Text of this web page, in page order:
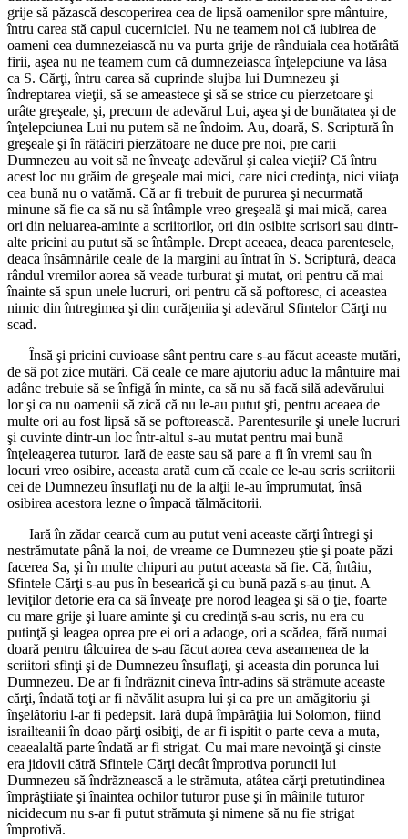
grije să păzască descoperirea cea de lipsă oamenilor spre mântuire,
întru carea stă capul cucerniciei. Nu ne teamem noi că iubirea de
oameni cea dumnezeiască nu va purta grije de rânduiala cea hotărâtă
firii, aşea nu ne teamem cum că dumnezeiasca înţelepciune va lăsa
ca S. Cărţi, întru carea să cuprinde slujba lui Dumnezeu şi
îndreptarea vieţii, să se ameastece şi să se strice cu pierzetoare şi
urâte greşeale, şi, precum de adevărul Lui, aşea şi de bunătatea şi de
înţelepciunea Lui nu putem să ne îndoim. Au, doară, S. Scriptură în
greşeale şi în rătăciri pierzătoare ne duce pre noi, pre carii
Dumnezeu au voit să ne înveaţe adevărul şi calea vieţii? Că întru
acest loc nu grăim de greşeale mai mici, care nici credinţa, nici viiaţa
cea bună nu o vatămă. Că ar fi trebuit de pururea şi necurmată
minune să fie ca să nu să întâmple vreo greşeală şi mai mică, carea
ori din neluarea-aminte a scriitorilor, ori din osibite scrisori sau dintr-
alte pricini au putut să se întâmple. Drept aceaea, deaca parentesele,
deaca însămnările ceale de la margini au întrat în S. Scriptură, deaca
rândul vremilor aorea să veade turburat şi mutat, ori pentru că mai
înainte să spun unele lucruri, ori pentru că să poftoresc, ci aceastea
nimic din întregimea şi din curăţeniia şi adevărul Sfintelor Cărţi nu
scad.
Însă şi pricini cuvioase sânt pentru care s-au făcut aceaste mutări,
de să pot zice mutări. Că ceale ce mare ajutoriu aduc la mântuire mai
adânc trebuie să se înfigă în minte, ca să nu să facă silă adevărului
lor şi ca nu oamenii să zică că nu le-au putut şti, pentru aceaea de
multe ori au fost lipsă să se poftorească. Parentesurile şi unele lucruri
şi cuvinte dintr-un loc într-altul s-au mutat pentru mai bună
înţeleagerea tuturor. Iară de easte sau să pare a fi în vremi sau în
locuri vreo osibire, aceasta arată cum că ceale ce le-au scris scriitorii
cei de Dumnezeu însuflaţi nu de la alţii le-au împrumutat, însă
osibirea acestora lezne o împacă tălmăcitorii.
Iară în zădar cearcă cum au putut veni aceaste cărţi întregi şi
nestrămutate până la noi, de vreame ce Dumnezeu ştie şi poate păzi
facerea Sa, şi în multe chipuri au putut aceasta să fie. Că, întâiu,
Sfintele Cărţi s-au pus în besearică şi cu bună pază s-au ţinut. A
leviţilor detorie era ca să înveaţe pre norod leagea şi să o ţie, foarte
cu mare grije şi luare aminte şi cu credinţă s-au scris, nu era cu
putinţă şi leagea oprea pre ei ori a adaoge, ori a scădea, fără numai
doară pentru tâlcuirea de s-au făcut aorea ceva aseamenea de la
scriitori sfinţi şi de Dumnezeu însuflaţi, şi aceasta din porunca lui
Dumnezeu. De ar fi îndrăznit cineva într-adins să strămute aceaste
cărţi, îndată toţi ar fi năvălit asupra lui şi ca pre un amăgitoriu şi
înşelătoriu l-ar fi pedepsit. Iară după împărăţiia lui Solomon, fiind
israilteanii în doao părţi osibiţi, de ar fi ispitit o parte ceva a muta,
ceaealaltă parte îndată ar fi strigat. Cu mai mare nevoinţă şi cinste
era jidovii cătră Sfintele Cărţi decât împrotiva poruncii lui
Dumnezeu să îndrăznească a le strămuta, atâtea cărţi pretutindinea
împrăştiiate şi înaintea ochilor tuturor puse şi în mâinile tuturor
nicidecum nu s-ar fi putut strămuta şi nimene să nu fie strigat
împrotivă.